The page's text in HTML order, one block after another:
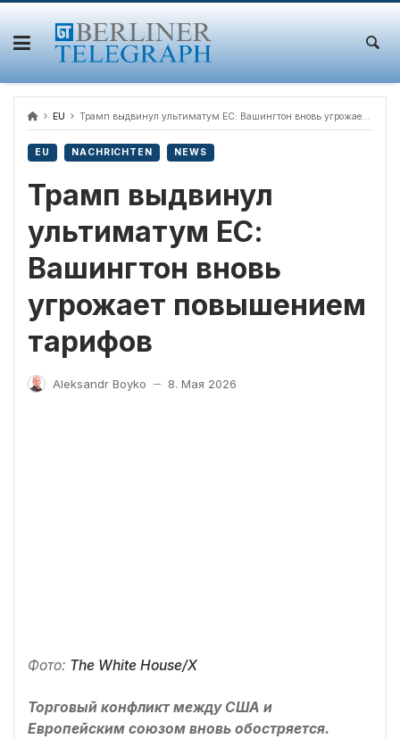
Skip
content
EU Трамп выдвинул ультиматум ЕС: Вашингтон вновь угрожает повышением тарифов
EU NACHRICHTEN NEWS
Трамп выдвинул
ультиматум ЕС:
Вашингтон вновь
угрожает повышением
тарифов
Aleksandr Boyko — 8. Мая 2026
Фото: The White House/X
Торговый конфликт между США и
Европейским союзом вновь обостряется.